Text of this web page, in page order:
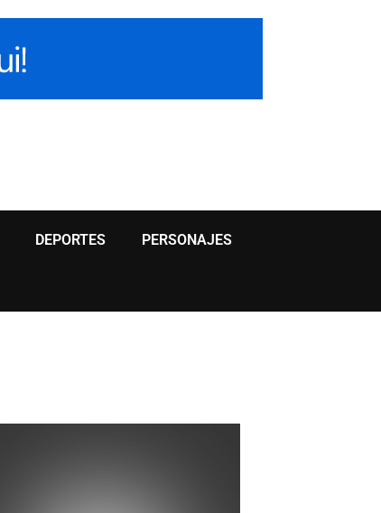
DEPORTES PERSONAJES